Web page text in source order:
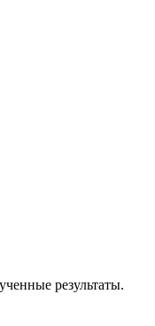
результаты.